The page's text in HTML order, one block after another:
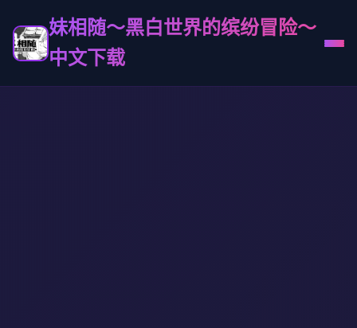
妹相随～黑白世界的缤纷冒险～
中文下载